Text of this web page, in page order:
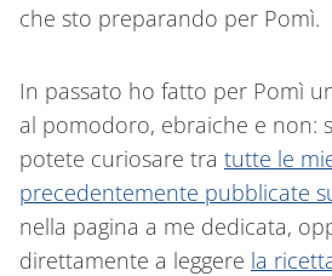
che sto preparando per Pomì.
In passato ho fatto per Pomì
al pomodoro, ebraiche e non:
potete curiosare tra tutte le
precedentemente pubblicate
nella pagina a me dedicata,
direttamente a leggere la